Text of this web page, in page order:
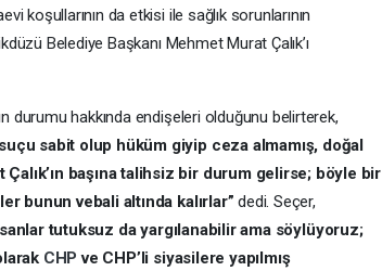
koşullarının da etkisi ile sağlık sorunlarının
Belediye Başkanı Mehmet Murat Çalık’ı
durumu hakkında endişeleri olduğunu belirterek,
sabit olup hüküm giyip ceza almamış, doğal
başına talihsiz bir durum gelirse; böyle bir
bunun vebali altında kalırlar”dedi. Seçer,
tutuksuz da yargılanabilir ama söylüyoruz;
CHPve CHP’li siyasilere yapılmış